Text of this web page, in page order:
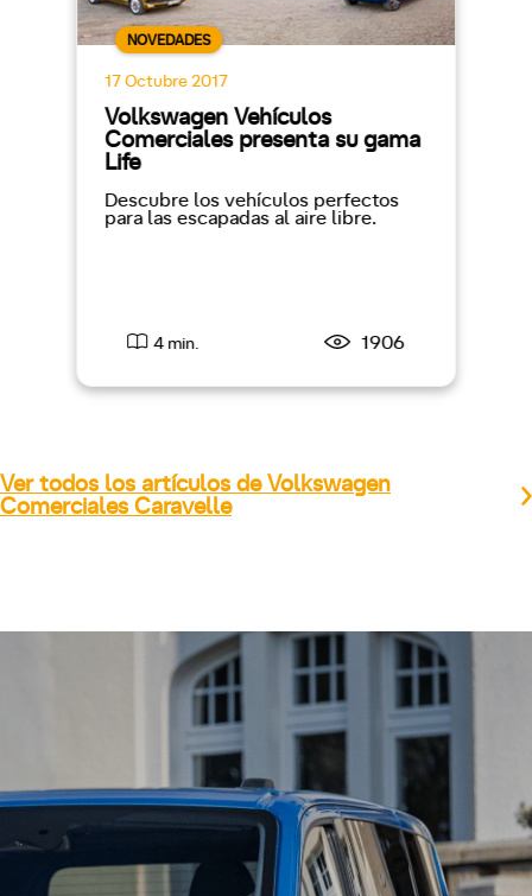
NOVEDADES
17 Octubre 2017
Volkswagen Vehículos
Comerciales presenta su gama
Life
Descubre los vehículos perfectos
para las escapadas al aire libre.
4 min. 1906
Ver todos los artículos de Volkswagen
Comerciales Caravelle